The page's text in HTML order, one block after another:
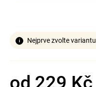
Nejprve zvolte variantu
od 229 Kč